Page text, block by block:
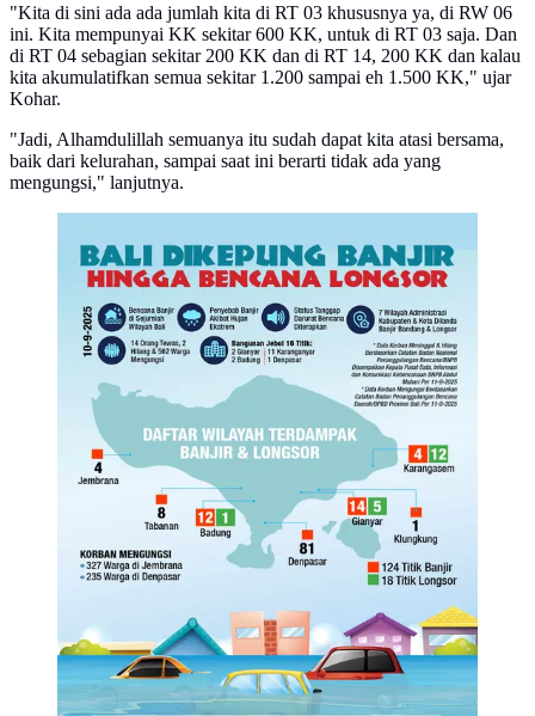
"Kita di sini ada ada jumlah kita di RT 03 khususnya ya, di RW 06
ini. Kita mempunyai KK sekitar 600 KK, untuk di RT 03 saja. Dan
di RT 04 sebagian sekitar 200 KK dan di RT 14, 200 KK dan kalau
kita akumulatifkan semua sekitar 1.200 sampai eh 1.500 KK," ujar
Kohar.
"Jadi, Alhamdulillah semuanya itu sudah dapat kita atasi bersama,
baik dari kelurahan, sampai saat ini berarti tidak ada yang
mengungsi," lanjutnya.